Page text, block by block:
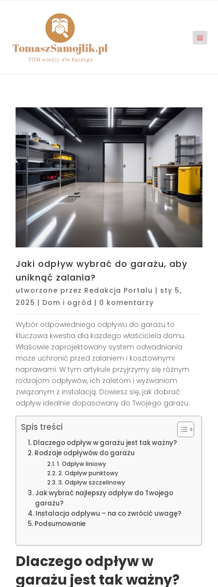
Jaki odpływ wybrać do garażu, aby
uniknąć zalania?
utworzone przez Redakcja Portalu | sty 5,
2025 | Dom i ogród | 0 komentarzy
Wybór odpowiedniego odpływu do garażu to
kluczowa kwestia dla każdego właściciela domu.
Właściwie zaprojektowany system odwadniania
może uchronić przed zalaniem i kosztownymi
naprawami. W tym artykule przyjrzymy się różnym
rodzajom odpływów, ich zaletom i wyzwaniom
związanym z instalacją. Dowiesz się, jak dobrać
odpływ idealnie dopasowany do Twojego garażu.
Spis treści
Dlaczego odpływ w garażu jest tak ważny?
Rodzaje odpływów do garażu
1. Odpływ liniowy
2. Odpływ punktowy
3. Odpływ szczelinowy
Jak wybrać najlepszy odpływ do Twojego
garażu?
Instalacja odpływu – na co zwrócić uwagę?
Podsumowanie
Dlaczego odpływ w
garażu jest tak ważny?